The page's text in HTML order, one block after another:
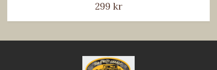
299 kr